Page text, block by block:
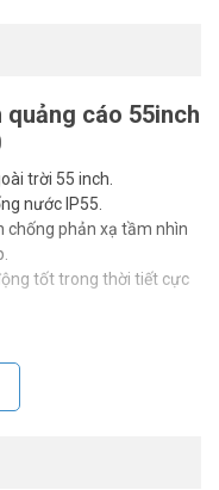
cáo 55inch
trời 55 inch.
nước IP55.
chống phản xạ tầm nhìn
tốt trong thời tiết cực
lý từ xa thống nhất cho